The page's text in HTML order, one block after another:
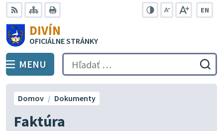
Preskočiť
na
obsah
RSS Mapa
EN
DIVÍN
OFICIÁLNE STRÁNKY
PREPNÚŤ
MENU Hľadať:
Faktúra
Domov Dokumenty